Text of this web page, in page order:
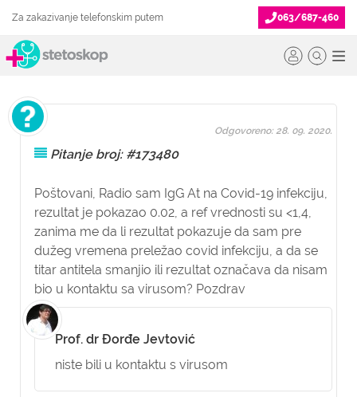
Za zakazivanje telefonskim putem 063/687-460
Pitanje broj: #173480
Poštovani, Radio sam IgG At na Covid-19 infekciju,
rezultat je pokazao 0.02, a ref vrednosti su <1,4,
zanima me da li rezultat pokazuje da sam pre
dužeg vremena preležao covid infekciju, a da se
titar antitela smanjio ili rezultat označava da nisam
bio u kontaktu sa virusom? Pozdrav
Odgovoreno: 28. 09. 2020.
Prof. dr Đorđe Jevtović
niste bili u kontaktu s virusom